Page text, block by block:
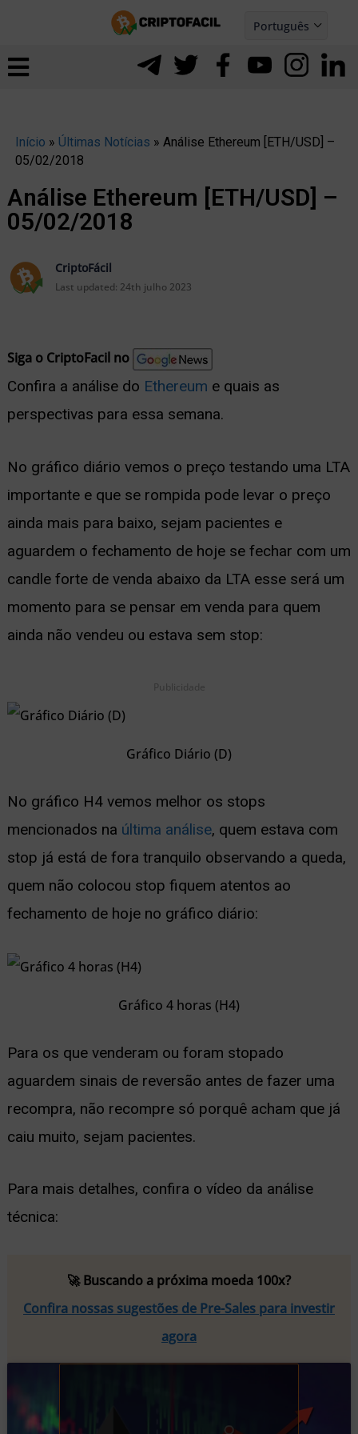
Português
Español
Início » Últimas Notícias » Análise Ethereum [ETH/USD] –
05/02/2018
Análise Ethereum [ETH/USD] –
05/02/2018
CriptoFácil
Last updated: 24th julho 2023
Siga o CriptoFacil no
Confira a análise do Ethereum e quais as
perspectivas para essa semana.
No gráfico diário vemos o preço testando uma LTA
importante e que se rompida pode levar o preço
ainda mais para baixo, sejam pacientes e
aguardem o fechamento de hoje se fechar com um
candle forte de venda abaixo da LTA esse será um
momento para se pensar em venda para quem
ainda não vendeu ou estava sem stop:
Publicidade
Gráfico Diário (D)
No gráfico H4 vemos melhor os stops
mencionados na última análise, quem estava com
stop já está de fora tranquilo observando a queda,
quem não colocou stop fiquem atentos ao
fechamento de hoje no gráfico diário:
Gráfico 4 horas (H4)
Para os que venderam ou foram stopado
aguardem sinais de reversão antes de fazer uma
recompra, não recompre só porquê acham que já
caiu muito, sejam pacientes.
Para mais detalhes, confira o vídeo da análise
técnica:
🚀 Buscando a próxima moeda 100x?
Confira nossas sugestões de Pre-Sales para investir
agora